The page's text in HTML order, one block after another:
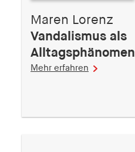
Maren Lorenz
Vandalismus als
Alltagsphänomen
Mehr erfahren